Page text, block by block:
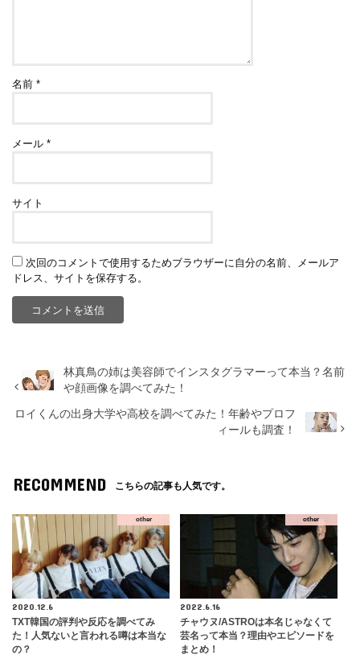
名前*
メール*
サイト
次回のコメントで使用するためブラウザーに自分の名前、メールア
ドレス、サイトを保存する。
林真鳥の姉は美容師でインスタグラマーって本当？名前
や顔画像を調べてみた！
ロイくんの出身大学や高校を調べてみた！年齢やプロフ
ィールも調査！
RECOMMEND こちらの記事も人気です。
other
2020.12.6
TXT韓国の評判や反応を調べてみ
た！人気ないと言われる噂は本当な
の？
other
2022.6.16
チャウヌ/ASTROは本名じゃなくて
芸名って本当？理由やエピソードを
まとめ！